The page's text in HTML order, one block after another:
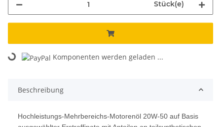
Stück(e)
Loading... Komponenten werden geladen ...
Beschreibung
Hochleistungs-Mehrbereichs-Motorenöl 20W-50 auf Basis